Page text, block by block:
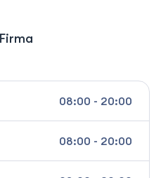
08:00 - 20:00
08:00 - 20:00